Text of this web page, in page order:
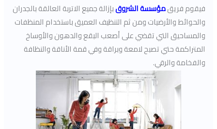
فيقوم فريقمؤسسة الشروقبإزالة جميع الاتربة العالقة بالجدران
والحوائط والأرضيات ومن ثم التنظيف العميق باستخدام المنظفات
والمساحيق التي تقضي على أصعب البقع والدهون والأوساخ
المتراكمة حتي تصبح لامعة وبراقة وفي قمة الأناقة والنظافة
والفخامة والرقي.